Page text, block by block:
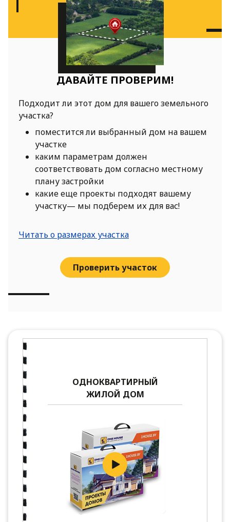
ДАВАЙТЕ ПРОВЕРИМ!
Подходит ли этот дом для вашего земельного
участка?
поместится ли выбранный дом на вашем
участке
каким параметрам должен
соответствовать дом согласно местному
плану застройки
какие еще проекты подходят вашему
участку— мы подберем их для вас!
Читать о размерах участка
Проверить участок
ОДНОКВАРТИРНЫЙ
ЖИЛОЙ ДОМ